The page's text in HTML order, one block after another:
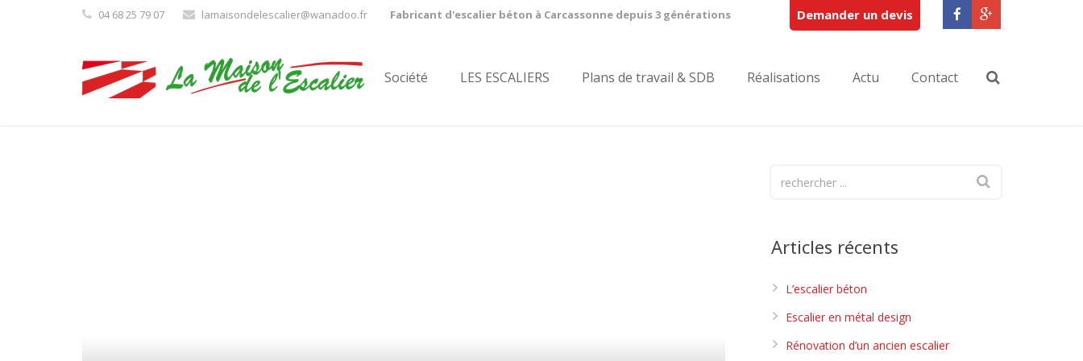
04 68 25 79 07 lamaisondelescalier@wanadoo.fr Fabricant d'escalier béton à Carcassonne depuis 3 générations Demander un devis
Société LES ESCALIERS Plans de travail & SDB Réalisations Actu Contact
Articles récents
L’escalier béton
Escalier en métal design
Rénovation d’un ancien escalier